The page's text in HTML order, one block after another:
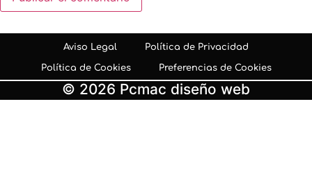
Aviso Legal Política de Privacidad
Política de Cookies Preferencias de Cookies
© 2026 Pcmac diseño web